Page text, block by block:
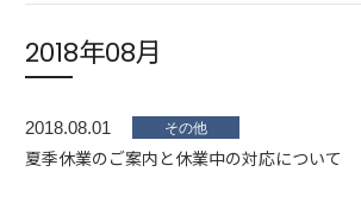
2018年08月
2018.08.01
夏季休業のご案内と休業中の対応について